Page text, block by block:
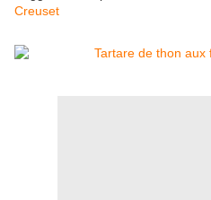
Creuset